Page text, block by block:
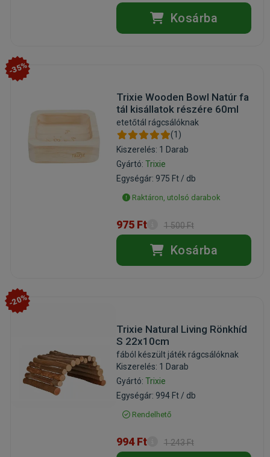
Kosárba
-35%
Trixie Wooden Bowl Natúr fa
tál kisállatok részére 60ml
etetőtál rágcsálóknak
(1)
Kiszerelés: 1 Darab
Gyártó: Trixie
Egységár: 975 Ft / db
Raktáron, utolsó darabok
975 Ft 1 500 Ft
Kosárba
-20%
Trixie Natural Living Rönkhíd
S 22x10cm
fából készült játék rágcsálóknak
Kiszerelés: 1 Darab
Gyártó: Trixie
Egységár: 994 Ft / db
Rendelhető
994 Ft 1 243 Ft